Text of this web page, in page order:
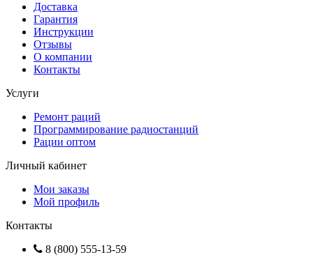
Доставка
Гарантия
Инструкции
Отзывы
О компании
Контакты
Услуги
Ремонт раций
Программирование радиостанций
Рации оптом
Личный кабинет
Мои заказы
Мой профиль
Контакты
8 (800) 555-13-59